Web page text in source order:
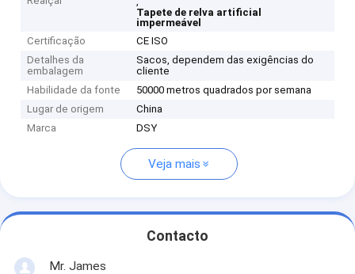
Tapete de relva artificial
impermeável
Certificação
CE ISO
Detalhes da
embalagem
Sacos, dependem das exigências do
cliente
Habilidade da fonte
50000 metros quadrados por semana
Lugar de origem
China
Marca
DSY
Veja mais
Contacto
Mr. James